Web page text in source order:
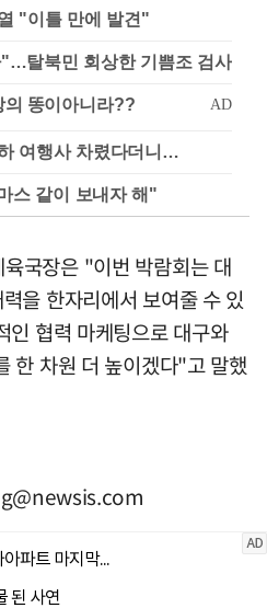
"이틀 만에 발견"
탈북민 회상한 기쁨조 검사
여행사 차렸다더니…
스 같이 보내자 해"
국장은 "이번 박람회는 대
을 한자리에서 보여줄 수 있
협력 마케팅으로 대구와
한 차원 더 높이겠다"고 말했